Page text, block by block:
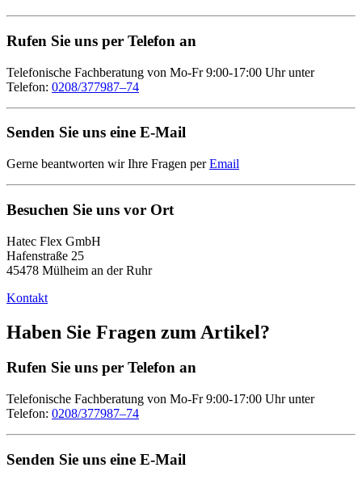
Rufen Sie uns per Telefon an
Telefonische Fachberatung von Mo-Fr 9:00-17:00 Uhr unter
Telefon: 0208/377987–74
Senden Sie uns eine E-Mail
Gerne beantworten wir Ihre Fragen perEmail
Besuchen Sie uns vor Ort
Hatec Flex GmbH
Hafenstraße 25
45478 Mülheim an der Ruhr
Kontakt
Haben Sie Fragen zum Artikel?
Rufen Sie uns per Telefon an
Telefonische Fachberatung von Mo-Fr 9:00-17:00 Uhr unter
Telefon: 0208/377987–74
Senden Sie uns eine E-Mail